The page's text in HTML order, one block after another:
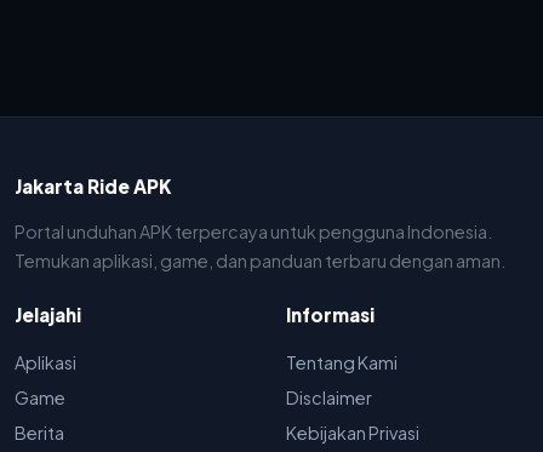
Jakarta Ride APK
Portal unduhan APK terpercaya untuk pengguna Indonesia.
Temukan aplikasi, game, dan panduan terbaru dengan aman.
Jelajahi
Aplikasi
Game
Berita
Informasi
Tentang Kami
Disclaimer
Kebijakan Privasi